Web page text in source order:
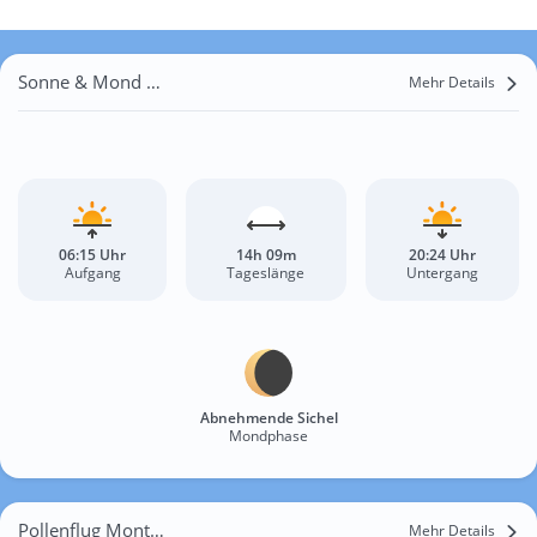
Sonne & Mond Montorgiali Mehr Details
06:15 Uhr
Aufgang
14h 09m
Tageslänge
20:24 Uhr
Untergang
Abnehmende Sichel
Mondphase
Pollenflug Montorgiali Mehr Details